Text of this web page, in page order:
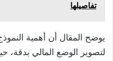
تفاصيلها
يوضح المقال أن أهمية
لتصوير الوضع المالي